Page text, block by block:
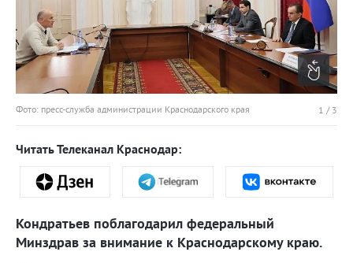
1 / 3
Фото: пресс-служба администрации Краснодарского края
Читать Телеканал Краснодар:
Кондратьев поблагодарил федеральный
Минздрав за внимание к Краснодарскому краю.